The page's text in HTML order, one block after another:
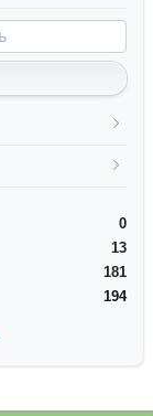
0
13
181
194